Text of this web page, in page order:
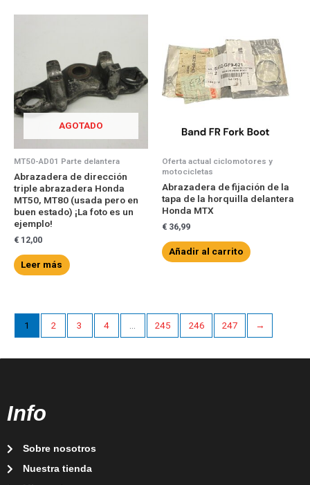
AGOTADO
MT50-AD01 Parte delantera
Abrazadera de dirección
triple abrazadera Honda
MT50, MT80 (usada pero en
buen estado) ¡La foto es un
ejemplo!
€ 12,00
Leer más
Oferta actual ciclomotores y
motocicletas
Abrazadera de fijación de la
tapa de la horquilla delantera
Honda MTX
€ 36,99
Añadir al carrito
1 2 3 4 245 246 247 →
Info
Sobre nosotros
Nuestra tienda